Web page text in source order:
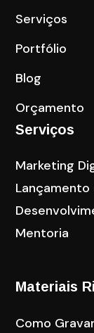
Serviços
Portfólio
Blog
Orçamento
Serviços
Marketing
Mentoria
Materiais
Como